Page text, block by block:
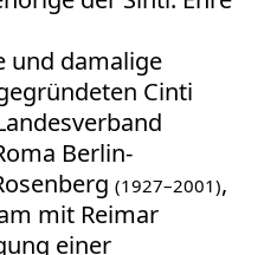
und damalige
Cinti
Berlin-
(1927–2001),
mit Reimar
einer